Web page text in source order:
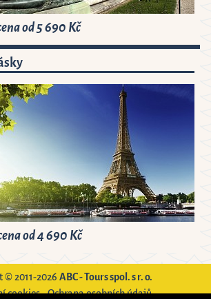
od 5 690 Kč
od 4 690 Kč
© 2011-2026 ABC - Tours spol. s r. o.
cookies-Ochrana osobních údajů